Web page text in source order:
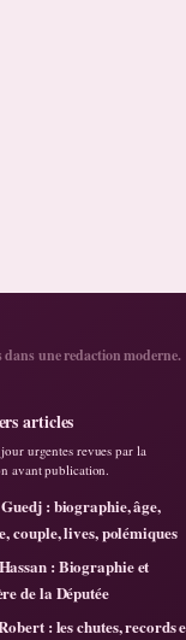
dans une redaction moderne.
articles
urgentes revues par la
avant publication.
: biographie, âge,
couple, lives, polémiques
: Biographie et
de la Députée
: les chutes, records